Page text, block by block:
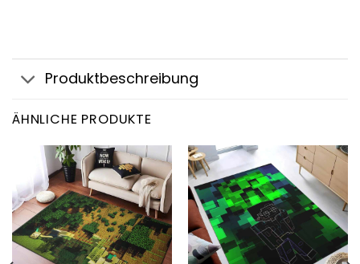
Produktbeschreibung
ÄHNLICHE PRODUKTE